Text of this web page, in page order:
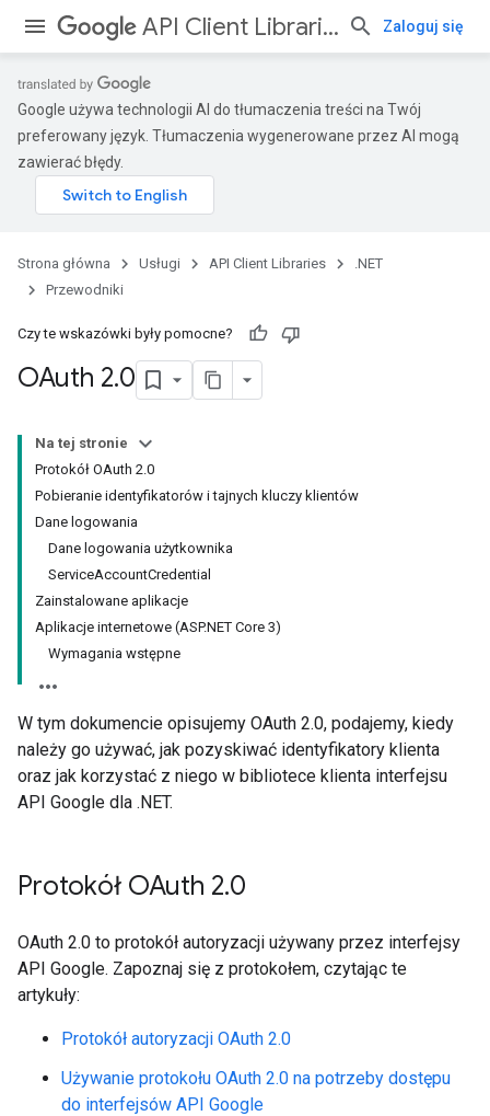
API Client Libraries Zaloguj się
Google używa technologii AI do tłumaczenia treści na Twój
preferowany język. Tłumaczenia wygenerowane przez AI mogą
zawierać błędy.
Strona główna Usługi API Client Libraries
.NET
Przewodniki
Czy te wskazówki były pomocne?
OAuth 2.0
Na tej stronie
Protokół OAuth 2.0
Pobieranie identyfikatorów i tajnych kluczy klientów
Dane logowania
Dane logowania użytkownika
ServiceAccountCredential
Zainstalowane aplikacje
Aplikacje internetowe (ASP.NET Core 3)
Wymagania wstępne
W tym dokumencie opisujemy OAuth 2.0, podajemy, kiedy
należy go używać, jak pozyskiwać identyfikatory klienta
oraz jak korzystać z niego w bibliotece klienta interfejsu
API Google dla .NET.
Protokół OAuth 2.0
OAuth 2.0 to protokół autoryzacji używany przez interfejsy
API Google. Zapoznaj się z protokołem, czytając te
artykuły:
Protokół autoryzacji OAuth 2.0
Używanie protokołu OAuth 2.0 na potrzeby dostępu
do interfejsów API Google